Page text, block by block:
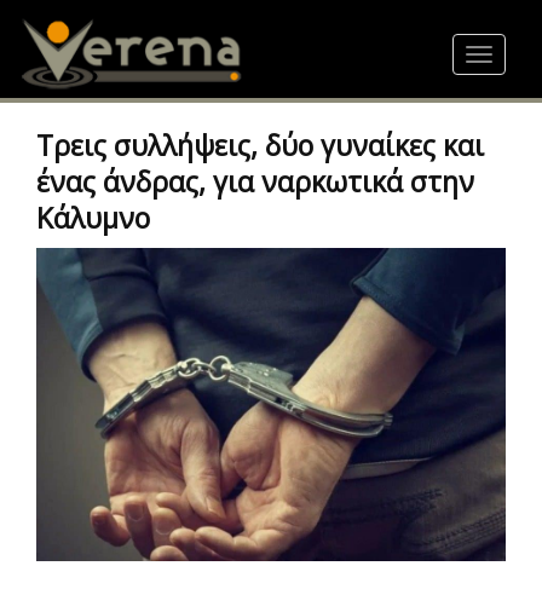
content
Toggle
Τρεις συλλήψεις, δύο γυναίκες και
ένας άνδρας, για ναρκωτικά στην
Κάλυμνο